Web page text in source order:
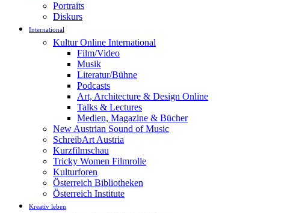
Portraits
Diskurs
International
Kultur Online International
Film/Video
Musik
Literatur/Bühne
Podcasts
Art, Architecture & Design Online
Talks & Lectures
Medien, Magazine & Bücher
New Austrian Sound of Music
SchreibArt Austria
Kurzfilmschau
Tricky Women Filmrolle
Kulturforen
Österreich Bibliotheken
Österreich Institute
Kreativ leben